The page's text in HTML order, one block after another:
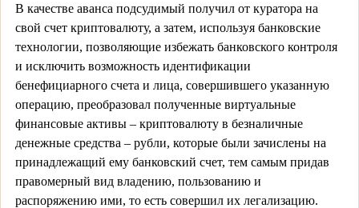
В качестве аванса подсудимый получил от куратора на
свой счет криптовалюту, а затем, используя банковские
технологии, позволяющие избежать банковского контроля
и исключить возможность идентификации
бенефициарного счета и лица, совершившего указанную
операцию, преобразовал полученные виртуальные
финансовые активы – криптовалюту в безналичные
денежные средства – рубли, которые были зачислены на
принадлежащий ему банковский счет, тем самым придав
правомерный вид владению, пользованию и
распоряжению ими, то есть совершил их легализацию.